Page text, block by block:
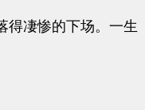
凄惨的下场。一生